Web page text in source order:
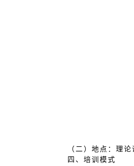
（二）地点：理
四、培训模式